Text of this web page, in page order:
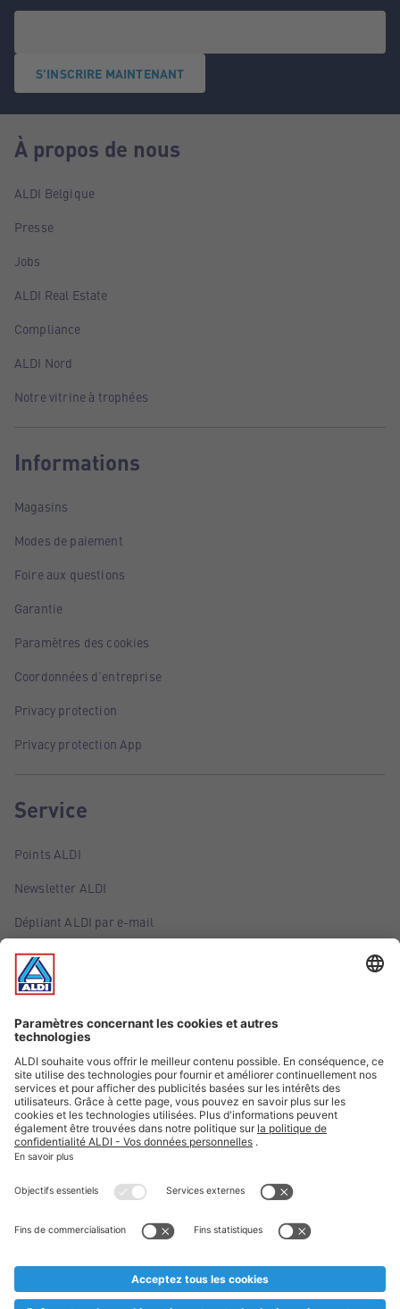
S'INSCRIRE MAINTENANT
À propos de nous
ALDI Belgique
Presse
Jobs
ALDI Real Estate
Compliance
ALDI Nord
Notre vitrine à trophées
Informations
Magasins
Modes de paiement
Foire aux questions
Garantie
Paramètres des cookies
Coordonnées d'entreprise
Privacy protection
Privacy protection App
Service
Points ALDI
Newsletter ALDI
Dépliant ALDI par e-mail
Offres
Infos essentielles
Suivez ALDI Belgique
Textes marqués d'un astérisque et mentions légales
* Nous vendons ces articles temporairement et jusqu'à
au cas où, malgré le planning bien étudié, nous serions
prématurément en rupture de stock. Prix Recupel et TVA incl.
** Sur ce site, l’utilisation de la forme masculine a été adoptée